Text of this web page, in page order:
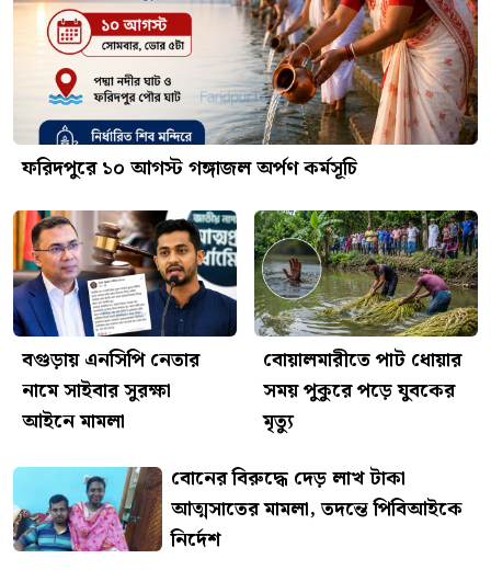
ফরিদপুরে ১০ আগস্ট গঙ্গাজল অর্পণ কর্মসূচি
বগুড়ায় এনসিপি নেতার
নামে সাইবার সুরক্ষা
আইনে মামলা
বোয়ালমারীতে পাট ধোয়ার
সময় পুকুরে পড়ে যুবকের
মৃত্যু
বোনের বিরুদ্ধে দেড় লাখ টাকা
আত্মসাতের মামলা, তদন্তে পিবিআইকে
নির্দেশ